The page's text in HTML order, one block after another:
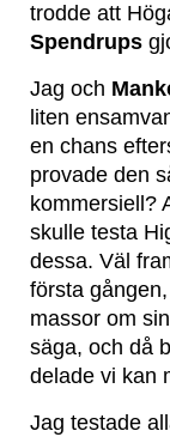
trodde att
Spendrups
Jag och
liten
en chans
provade den
kommersiell?
skulle testa
dessa. Väl
första
massor om
säga, och då
delade vi kan
Jag testade